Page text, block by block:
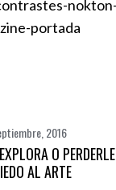
2016
O PERDERLE
AL ARTE
c
h